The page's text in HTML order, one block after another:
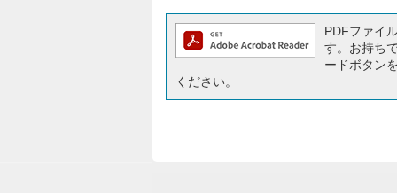
PDFファイ
す。お持ち
ードボタン
ください。